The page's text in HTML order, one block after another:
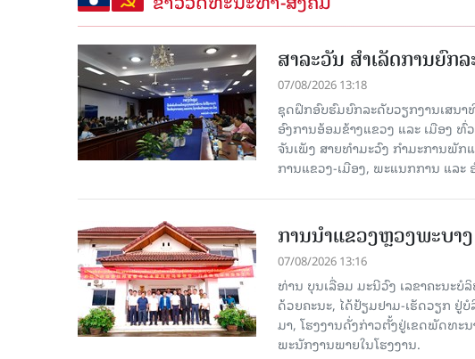
ສາລະວັນ ສໍາເລັດການຍົກ
07/08/2026 13:18
ຊຸດຝຶກອົບຮົມຍົກລະດັບວຽກງານເສນ
ອົງການອ້ອມຂ້າງແຂວງ ແລະ ເມືອງ
ຈັນເພັງ ສາຍທຳມະວົງ ກຳມະການພັ
ການແຂວງ-ເມືອງ, ພະແນກການ ແລະ
ການນຳແຂວງຫຼວງພະບາ
07/08/2026 13:16
ທ່ານ ບຸນເລື່ອມ ມະນີວົງ ເລ​ຂາ​ຄະ​ນະ​
ດ້ວຍຄະນະ, ໄດ້ຢ້ຽມຢາມ-ເຮັດວຽກ ຢູ່
ມາ, ໂຮງ​ງານ​ດັ່ງ​ກ່າວຕັ້ງຢູ່ເຂດພັດທະ
ພະນັກງານພາຍໃນໂຮງງານ.